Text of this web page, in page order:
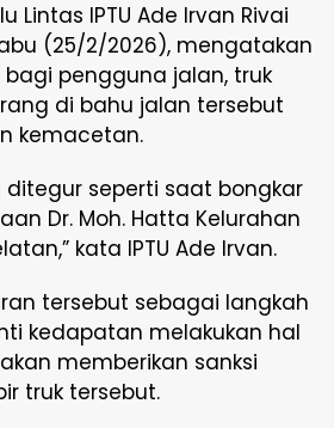
Lintas IPTU Ade Irvan Rivai
(25/2/2026), mengatakan
pengguna jalan, truk
di bahu jalan tersebut
kemacetan.
ditegur seperti saat bongkar
Dr. Moh. Hatta Kelurahan
kata IPTU Ade Irvan.
tersebut sebagai langkah
kedapatan melakukan hal
memberikan sanksi
truk tersebut.